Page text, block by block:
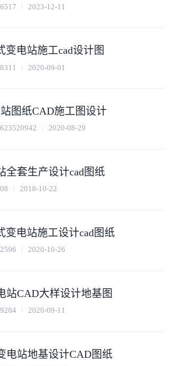
2023-12-11
变电站施工cad设计图
2020-09-01
图纸CAD施工图设计
2020-08-29
全套生产设计cad图纸
2018-10-22
变电站施工设计cad图纸
2020-10-26
站CAD大样设计地基图
2020-09-11
电站地基设计CAD图纸